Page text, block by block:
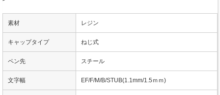
素材 レジン
キャップタイプ ねじ式
ペン先 スチール
文字幅 EF/F/M/B/STUB(1.1mm/1.5ｍｍ)